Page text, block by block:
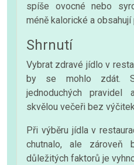
spíše ovocné nebo
méně kalorické a obsahují
Shrnutí
Vybrat zdravé jídlo v
by se mohlo zdát.
jednoduchých
skvělou večeři bez
Při výběru jídla v
chutnalo, ale zároveň
důležitých faktorů je